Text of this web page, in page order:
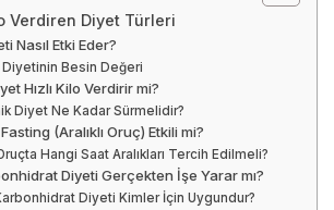
Verdiren Diyet Türleri
Nasıl Etki Eder?
Besin Değeri
Hızlı Kilo Verdirir mi?
Diyet Ne Kadar Sürmelidir?
(Aralıklı Oruç) Etkili mi?
Hangi Saat Aralıkları Tercih Edilmeli?
Diyeti Gerçekten İşe Yarar mı?
Diyeti Kimler İçin Uygundur?